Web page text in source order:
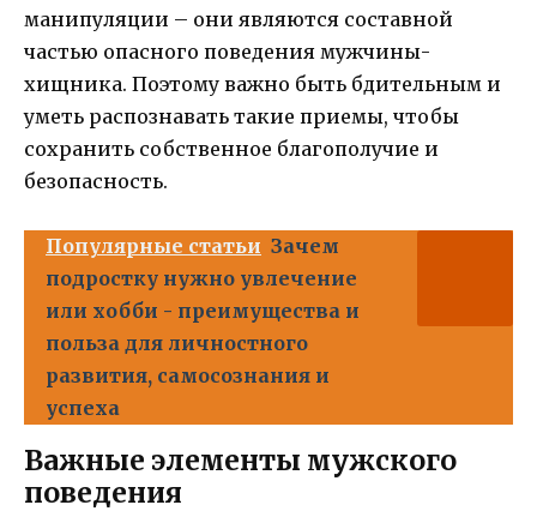
манипуляции – они являются составной
частью опасного поведения мужчины-
хищника. Поэтому важно быть бдительным и
уметь распознавать такие приемы, чтобы
сохранить собственное благополучие и
безопасность.
Популярные статьи Зачем
подростку нужно увлечение
или хобби - преимущества и
польза для личностного
развития, самосознания и
успеха
Важные элементы мужского
поведения